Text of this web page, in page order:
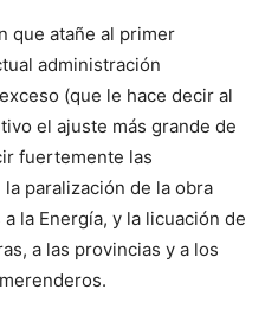
que atañe al primer
administración
(que le hace decir al
el ajuste más grande de
fuertemente las
la paralización de la obra
la Energía, y la licuación de
a las provincias y a los